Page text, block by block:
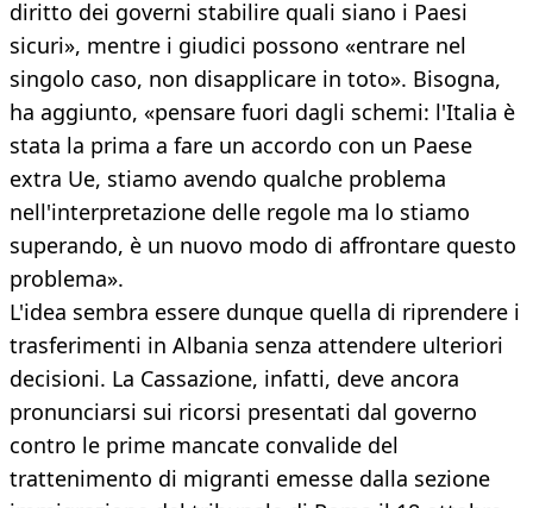
diritto dei governi stabilire quali siano i Paesi
sicuri», mentre i giudici possono «entrare nel
singolo caso, non disapplicare in toto». Bisogna,
ha aggiunto, «pensare fuori dagli schemi: l'Italia è
stata la prima a fare un accordo con un Paese
extra Ue, stiamo avendo qualche problema
nell'interpretazione delle regole ma lo stiamo
superando, è un nuovo modo di affrontare questo
problema».
L'idea sembra essere dunque quella di riprendere i
trasferimenti in Albania senza attendere ulteriori
decisioni. La Cassazione, infatti, deve ancora
pronunciarsi sui ricorsi presentati dal governo
contro le prime mancate convalide del
trattenimento di migranti emesse dalla sezione